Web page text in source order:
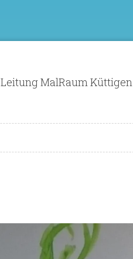
Leitung MalRaum Küttigen